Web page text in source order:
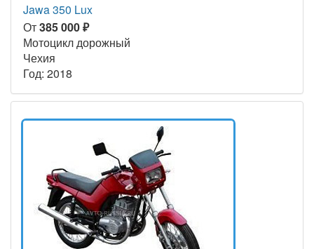
Jawa 350 Lux
От385 000 ₽
Мотоцикл дорожный
Чехия
Год: 2018